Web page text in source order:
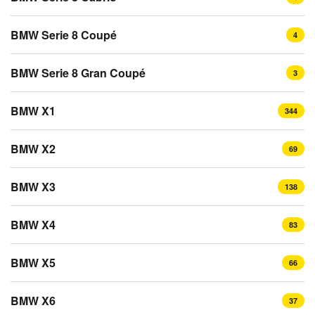
BMW Serie 8 Coupé 4
BMW Serie 8 Gran Coupé 3
BMW X1 344
BMW X2 69
BMW X3 138
BMW X4 83
BMW X5 66
BMW X6 37